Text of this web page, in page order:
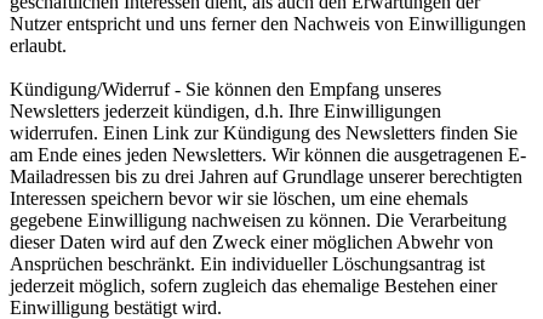
Nutzer entspricht und uns ferner den Nachweis von Einwilligungen
erlaubt.
Kündigung/Widerruf - Sie können den Empfang unseres
Newsletters jederzeit kündigen, d.h. Ihre Einwilligungen
widerrufen. Einen Link zur Kündigung des Newsletters finden Sie
am Ende eines jeden Newsletters. Wir können die ausgetragenen E-
Mailadressen bis zu drei Jahren auf Grundlage unserer berechtigten
Interessen speichern bevor wir sie löschen, um eine ehemals
gegebene Einwilligung nachweisen zu können. Die Verarbeitung
dieser Daten wird auf den Zweck einer möglichen Abwehr von
Ansprüchen beschränkt. Ein individueller Löschungsantrag ist
jederzeit möglich, sofern zugleich das ehemalige Bestehen einer
Einwilligung bestätigt wird.